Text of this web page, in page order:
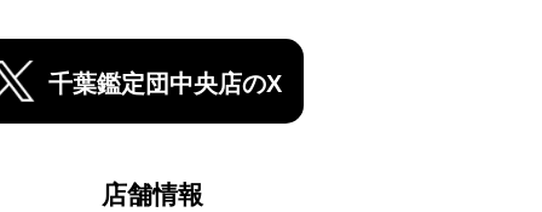
千葉鑑定団中央店のX
店舗情報